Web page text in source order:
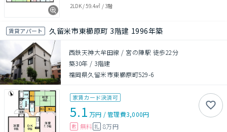
2LDK/59.4㎡ /3階
賃貸アパート 久留米市東櫛原町 3階建 1996年築
西鉄天神大牟田線 / 宮の陣駅 徒歩22分
築30年 / 3階建
福岡県久留米市東櫛原町529-6
家賃カード決済可
5.1 万円 /管理費3,000円
敷 無料 礼 8万円